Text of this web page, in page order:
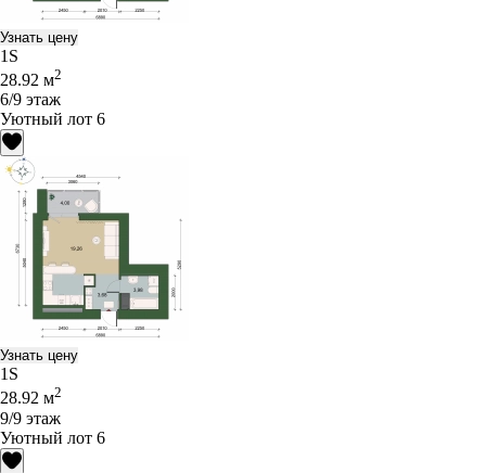
Узнать цену
1S
28.92 м2
6/9 этаж
Уютный лот 6
Узнать цену
1S
28.92 м2
9/9 этаж
Уютный лот 6